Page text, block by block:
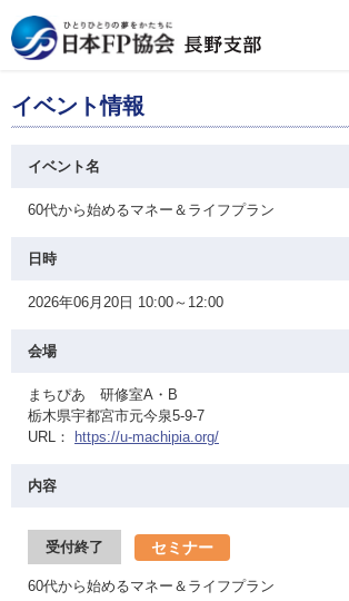
イベント情報
イベント名
60代から始めるマネー＆ライフプラン
日時
2026年06月20日 10:00～12:00
会場
まちぴあ 研修室A・B
栃木県宇都宮市元今泉5-9-7
URL：
https://u-machipia.org/
内容
受付終了 セミナー
60代から始めるマネー＆ライフプラン